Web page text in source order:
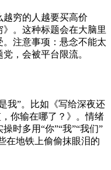
越穷的人越要买高价
。这种标题会在大脑里
注意事项：悬念不能太
，会被平台限流。
我”。比如《写给深夜还
你输在哪了？》。情绪
时多用“你”“我”“我们”
在地铁上偷偷抹眼泪的